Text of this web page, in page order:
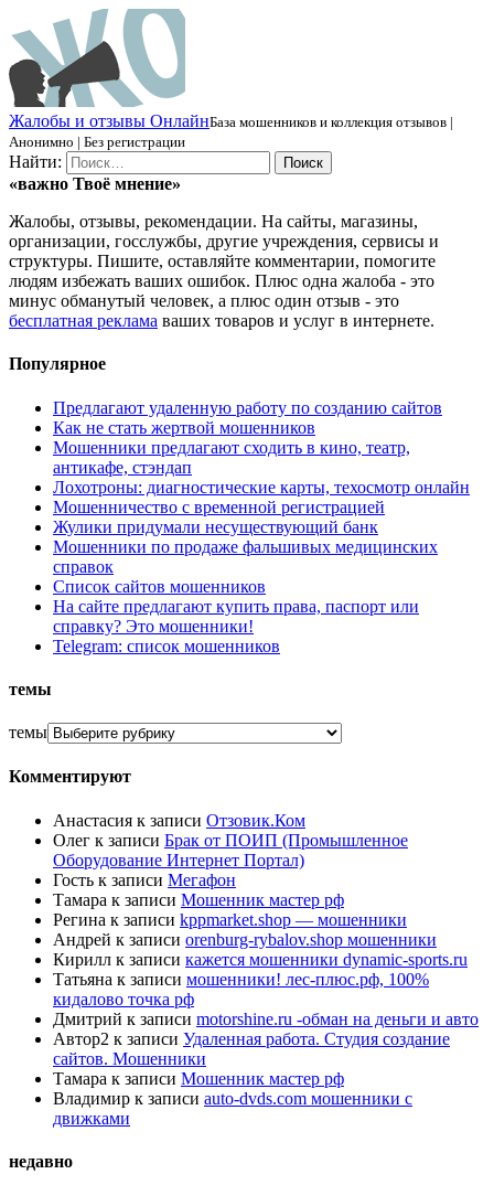
Жалобы и отзывы ОнлайнБаза мошенников и коллекция отзывов |
Анонимно | Без регистрации
Найти:
«важно Твоё мнение»
Жалобы, отзывы, рекомендации. На сайты, магазины,
организации, госслужбы, другие учреждения, сервисы и
структуры. Пишите, оставляйте комментарии, помогите
людям избежать ваших ошибок. Плюс одна жалоба - это
минус обманутый человек, а плюс один отзыв - это
бесплатная реклама ваших товаров и услуг в интернете.
Популярное
Предлагают удаленную работу по созданию сайтов
Как не стать жертвой мошенников
Мошенники предлагают сходить в кино, театр,
антикафе, стэндап
Лохотроны: диагностические карты, техосмотр онлайн
Мошенничество с временной регистрацией
Жулики придумали несуществующий банк
Мошенники по продаже фальшивых медицинских
справок
Список сайтов мошенников
На сайте предлагают купить права, паспорт или
справку? Это мошенники!
Telegram: список мошенников
темы
темы
Комментируют
Анастасия к записи Отзовик.Ком
Олег к записи Брак от ПОИП (Промышленное
Оборудование Интернет Портал)
Гость к записи Мегафон
Тамара к записи Мошенник мастер рф
Регина к записи kppmarket.shop — мошенники
Андрей к записи orenburg-rybalov.shop мошенники
Кирилл к записи кажется мошенники dynamic-sports.ru
Татьяна к записи мошенники! лес-плюс.рф, 100%
кидалово точка рф
Дмитрий к записи motorshine.ru -обман на деньги и авто
Автор2 к записи Удаленная работа. Студия создание
сайтов. Мошенники
Тамара к записи Мошенник мастер рф
Владимир к записи auto-dvds.com мошенники с
движками
недавно